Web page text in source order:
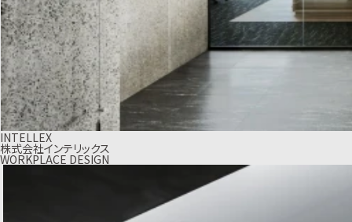
INTELLEX
株式会社インテリックス
WORKPLACE DESIGN